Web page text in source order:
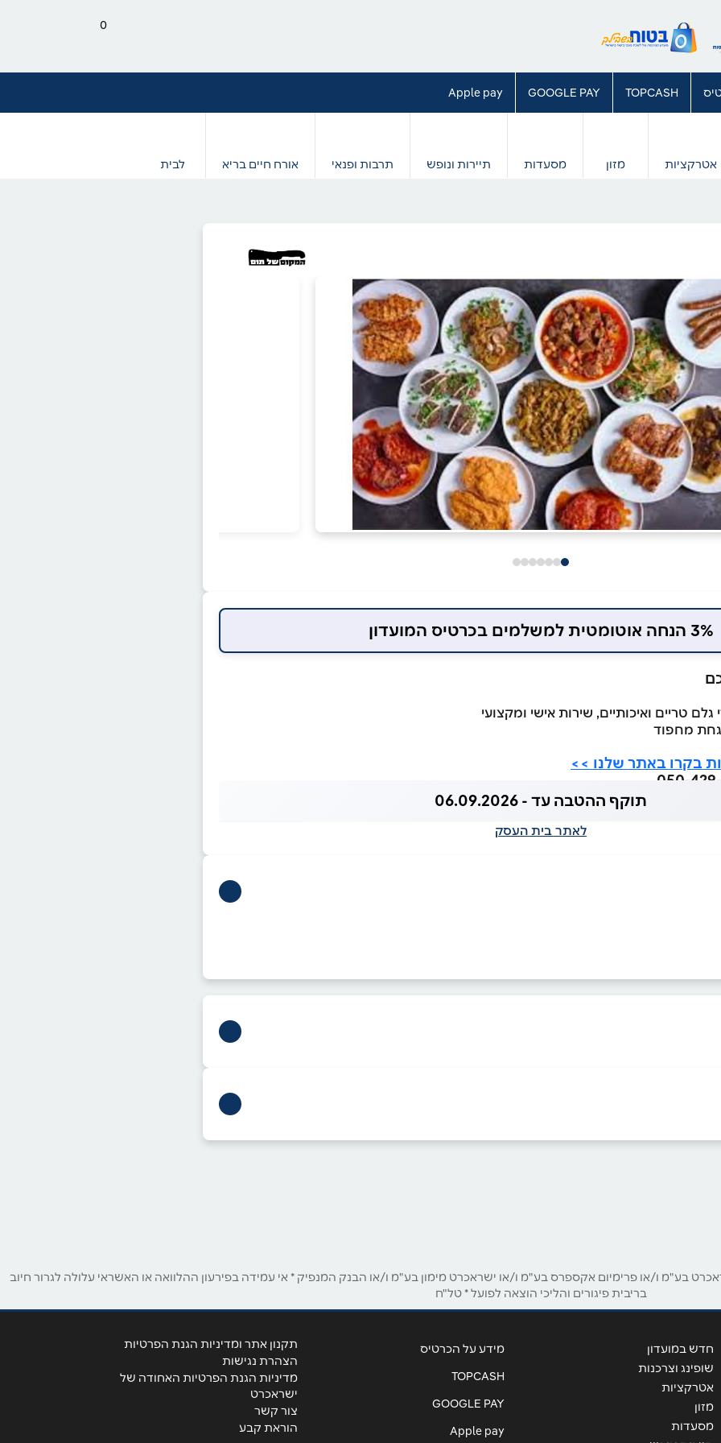
0
TOPCASH
GOOGLE PAY
Apple pay
אטרקציות מזון מסעדות תיירות ונופש תרבות ופנאי אורח חיים בריא לבית
3% הנחה אוטומטית למשלמים בכרטיס המועדון
טריים ואיכותיים, שירות אישי ומקצועי
מחפוד
בקרו באתר שלנו >>
תוקף ההטבה עד - 06.09.2026
לאתר בית העסק
בע"מ ו/או פרימיום אקספרס בע"מ ו/או ישראכרט מימון בע"מ ו/או הבנק המנפיק * אי עמידה בפירעון ההלוואה או האשראי עלולה לגרור חיוב
בריבית פיגורים והליכי הוצאה לפועל * טל"ח
חדש במועדון
שופינג וצרכנות
אטרקציות
מזון
מסעדות
מידע על הכרטיס
TOPCASH
GOOGLE PAY
Apple pay
תקנון אתר ומדיניות הגנת הפרטיות
הצהרת נגישות
מדיניות הגנת הפרטיות האחודה של
ישראכרט
צור קשר
הוראת קבע